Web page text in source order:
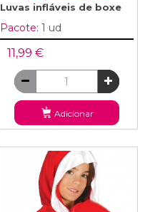
Luvas infláveis ​​de boxe
Pacote: 1 ud
11,99 €
Adicionar